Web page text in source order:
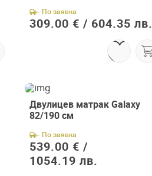
- По заявка
309.00 € / 604.35 лв.
Двулицев матрак Galaxy
82/190 см
- По заявка
539.00 € /
1054.19 лв.